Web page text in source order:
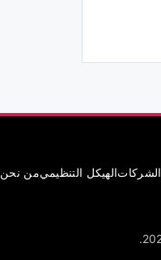
الشركاتالهيكل التنظيميمن نحن